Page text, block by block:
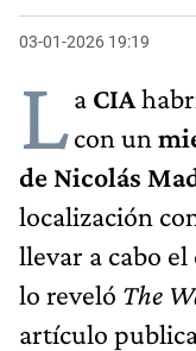
03-01-2026 19:19
La CIA
con un
de Nicolás
localización
llevar a cabo
lo reveló The
artículo